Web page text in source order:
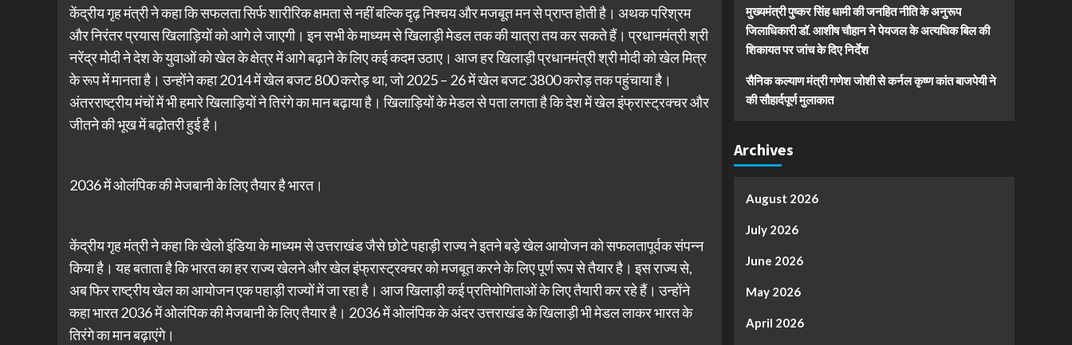
केंद्रीय गृह मंत्री ने कहा कि सफलता सिर्फ शारीरिक क्षमता से नहीं बल्कि दृढ़ निश्चय और मजबूत मन से प्राप्त होती है। अथक परिश्रम
और निरंतर प्रयास खिलाड़ियों को आगे ले जाएगी। इन सभी के माध्यम से खिलाड़ी मेडल तक की यात्रा तय कर सकते हैं। प्रधानमंत्री श्री
नरेंद्र मोदी ने देश के युवाओं को खेल के क्षेत्र में आगे बढ़ाने के लिए कई कदम उठाए। आज हर खिलाड़ी प्रधानमंत्री श्री मोदी को खेल मित्र
के रूप में मानता है। उन्होंने कहा 2014 में खेल बजट 800 करोड़ था, जो 2025 – 26 में खेल बजट 3800 करोड़ तक पहुंचाया है।
अंतरराष्ट्रीय मंचों में भी हमारे खिलाड़ियों ने तिरंगे का मान बढ़ाया है। खिलाड़ियों के मेडल से पता लगता है कि देश में खेल इंफ्रास्ट्रक्चर और
जीतने की भूख में बढ़ोतरी हुई है।
2036 में ओलंपिक की मेजबानी के लिए तैयार है भारत।
केंद्रीय गृह मंत्री ने कहा कि खेलो इंडिया के माध्यम से उत्तराखंड जैसे छोटे पहाड़ी राज्य ने इतने बड़े खेल आयोजन को सफलतापूर्वक संपन्न
किया है। यह बताता है कि भारत का हर राज्य खेलने और खेल इंफ्रास्ट्रक्चर को मजबूत करने के लिए पूर्ण रूप से तैयार है। इस राज्य से,
अब फिर राष्ट्रीय खेल का आयोजन एक पहाड़ी राज्यों में जा रहा है। आज खिलाड़ी कई प्रतियोगिताओं के लिए तैयारी कर रहे हैं। उन्होंने
कहा भारत 2036 में ओलंपिक की मेजबानी के लिए तैयार है। 2036 में ओलंपिक के अंदर उत्तराखंड के खिलाड़ी भी मेडल लाकर भारत के
तिरंगे का मान बढ़ाएंगे।
मुख्यमंत्री पुष्कर सिंह धामी की जनहित नीति के अनुरूप
जिलाधिकारी डॉ. आशीष चौहान ने पेयजल के अत्यधिक बिल की
शिकायत पर जांच के दिए निर्देश
सैनिक कल्याण मंत्री गणेश जोशी से कर्नल कृष्ण कांत बाजपेयी ने
की सौहार्दपूर्ण मुलाकात
Archives
August 2026
July 2026
June 2026
May 2026
April 2026